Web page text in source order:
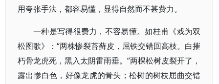
用夸张手法，都容易懂，显得自然而不甚费力。
一种是写得很费力，不容易懂。如桂甫《戏为双
松图歌》：“两株惨裂苔藓皮，屈铁交错回高枝。白摧
朽骨龙虎死，黑入太阴雷雨垂。”两棵松树皮裂开了，
露出惨白色，好像龙虎的骨头；松树的树枝屈曲交错